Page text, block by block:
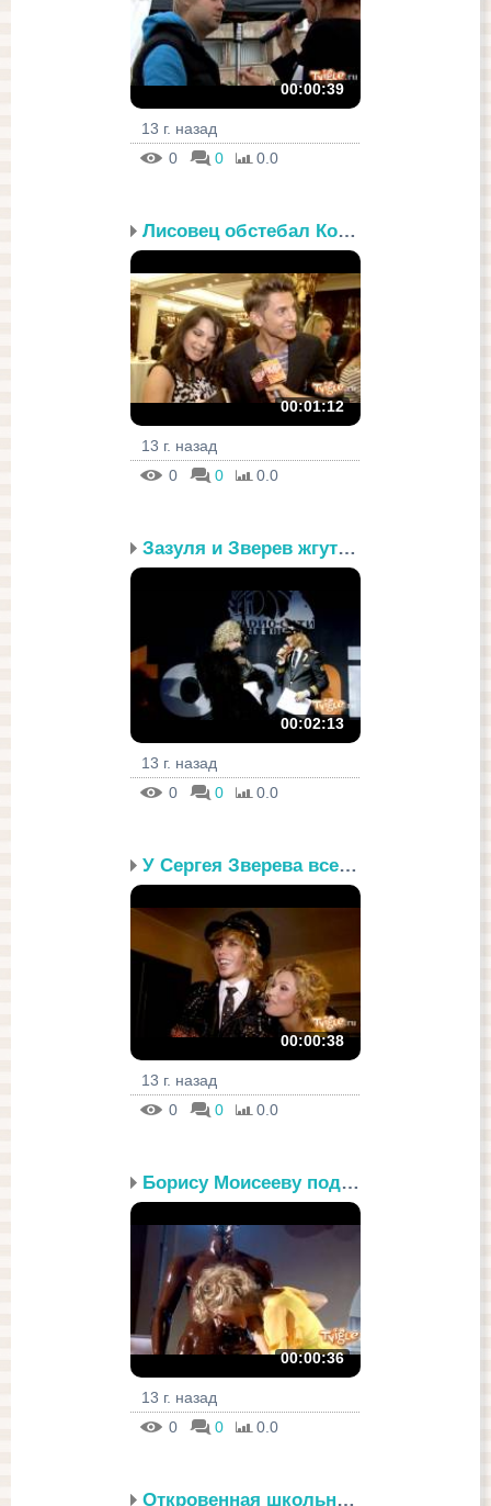
00:00:39
13 г. назад
0
0 0.0
Лисовец обстебал Королеву
00:01:12
13 г. назад
0
0 0.0
Зазуля и Зверев жгут не...
00:02:13
13 г. назад
0
0 0.0
У Сергея Зверева все «г...
00:00:38
13 г. назад
0
0 0.0
Борису Моисееву подарил...
00:00:36
13 г. назад
0
0 0.0
Откровенная школьница п...